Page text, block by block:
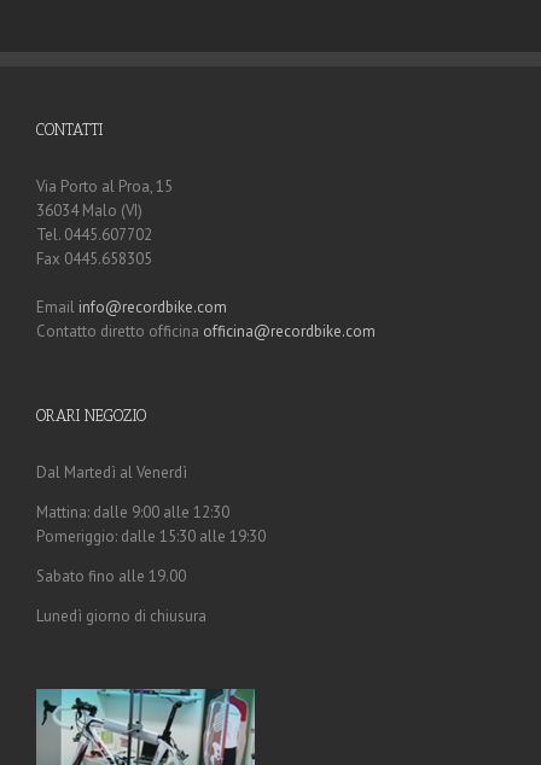
CONTATTI
Via Porto al Proa, 15
36034 Malo (VI)
Tel. 0445.607702
Fax 0445.658305
Email info@recordbike.com
Contatto diretto officina officina@recordbike.com
ORARI NEGOZIO
Dal Martedì al Venerdì
Mattina: dalle 9:00 alle 12:30
Pomeriggio: dalle 15:30 alle 19:30
Sabato fino alle 19.00
Lunedì giorno di chiusura